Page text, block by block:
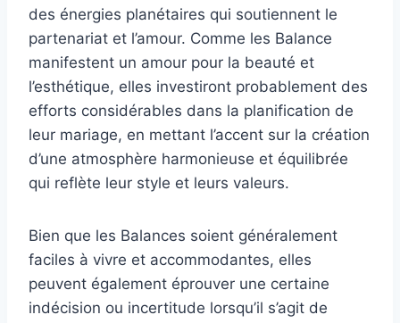
des énergies planétaires qui soutiennent le
partenariat et l’amour. Comme les Balance
manifestent un amour pour la beauté et
l’esthétique, elles investiront probablement des
efforts considérables dans la planification de
leur mariage, en mettant l’accent sur la création
d’une atmosphère harmonieuse et équilibrée
qui reflète leur style et leurs valeurs.
Bien que les Balances soient généralement
faciles à vivre et accommodantes, elles
peuvent également éprouver une certaine
indécision ou incertitude lorsqu’il s’agit de